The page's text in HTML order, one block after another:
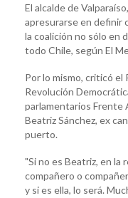
El alcalde de
apresurarse en definir
la coalición no sólo en
todo Chile, según El
Por lo mismo, criticó el
Revolución
parlamentarios Frente
Beatriz Sánchez, ex
puerto.
"Si no es Beatriz, en la
compañero o
y si es ella, lo será.